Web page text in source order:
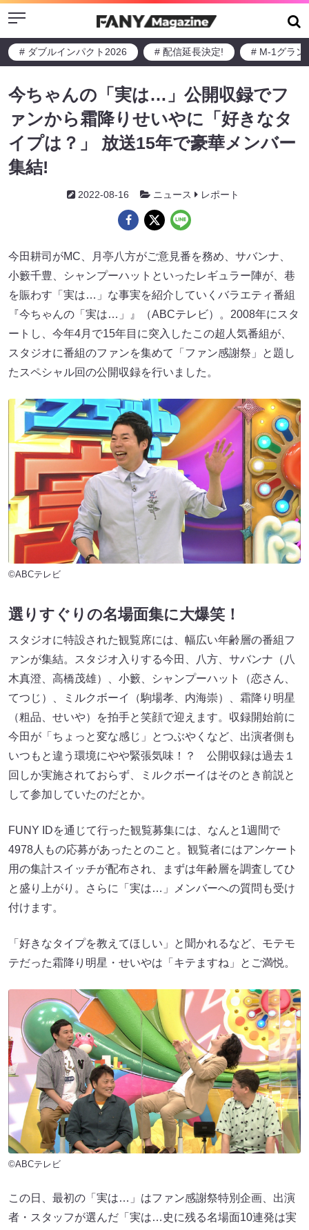
Menu
# ダブルインパクト2026 # 配信延長決定! # M-1グラン
今ちゃんの「実は…」公開収録でフ
ァンから霜降りせいやに「好きなタ
イプは？」 放送15年で豪華メンバー
集結!
2022-08-16 ニュース レポート
今田耕司がMC、月亭八方がご意見番を務め、サバンナ、
小籔千豊、シャンプーハットといったレギュラー陣が、巷
を賑わす「実は…」な事実を紹介していくバラエティ番組
『今ちゃんの「実は…」』（ABCテレビ）。2008年にスタ
ートし、今年4月で15年目に突入したこの超人気番組が、
スタジオに番組のファンを集めて「ファン感謝祭」と題し
たスペシャル回の公開収録を行いました。
©ABCテレビ
選りすぐりの名場面集に大爆笑！
スタジオに特設された観覧席には、幅広い年齢層の番組フ
ァンが集結。スタジオ入りする今田、八方、サバンナ（八
木真澄、高橋茂雄）、小籔、シャンプーハット（恋さん、
てつじ）、ミルクボーイ（駒場孝、内海崇）、霜降り明星
（粗品、せいや）を拍手と笑顔で迎えます。収録開始前に
今田が「ちょっと変な感じ」とつぶやくなど、出演者側も
いつもと違う環境にやや緊張気味！？ 公開収録は過去１
回しか実施されておらず、ミルクボーイはそのとき前説と
して参加していたのだとか。
FUNY IDを通じて行った観覧募集には、なんと1週間で
4978人もの応募があったとのこと。観覧者にはアンケート
用の集計スイッチが配布され、まずは年齢層を調査してひ
と盛り上がり。さらに「実は…」メンバーへの質問も受け
付けます。
「好きなタイプを教えてほしい」と聞かれるなど、モテモ
テだった霜降り明星・せいやは「キテますね」とご満悦。
©ABCテレビ
この日、最初の「実は…」はファン感謝祭特別企画、出演
者・スタッフが選んだ「実は…史に残る名場面10連発は実